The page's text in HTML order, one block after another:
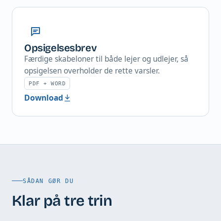
Opsigelsesbrev
Færdige skabeloner til både lejer og udlejer, så
opsigelsen overholder de rette varsler.
PDF + WORD
Download
SÅDAN GØR DU
Klar på tre trin